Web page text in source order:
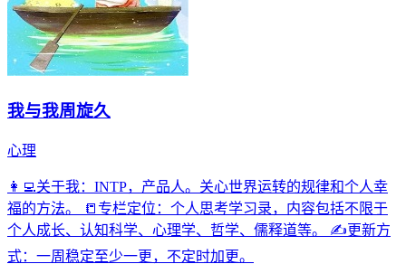
我与我周旋久
心理
👩‍💻关于我：INTP，产品人。关心世界运转的规律和个人幸
福的方法。 📒专栏定位：个人思考学习录，内容包括不限于
个人成长、认知科学、心理学、哲学、儒释道等。 ✍️更新方
式：一周稳定至少一更，不定时加更。